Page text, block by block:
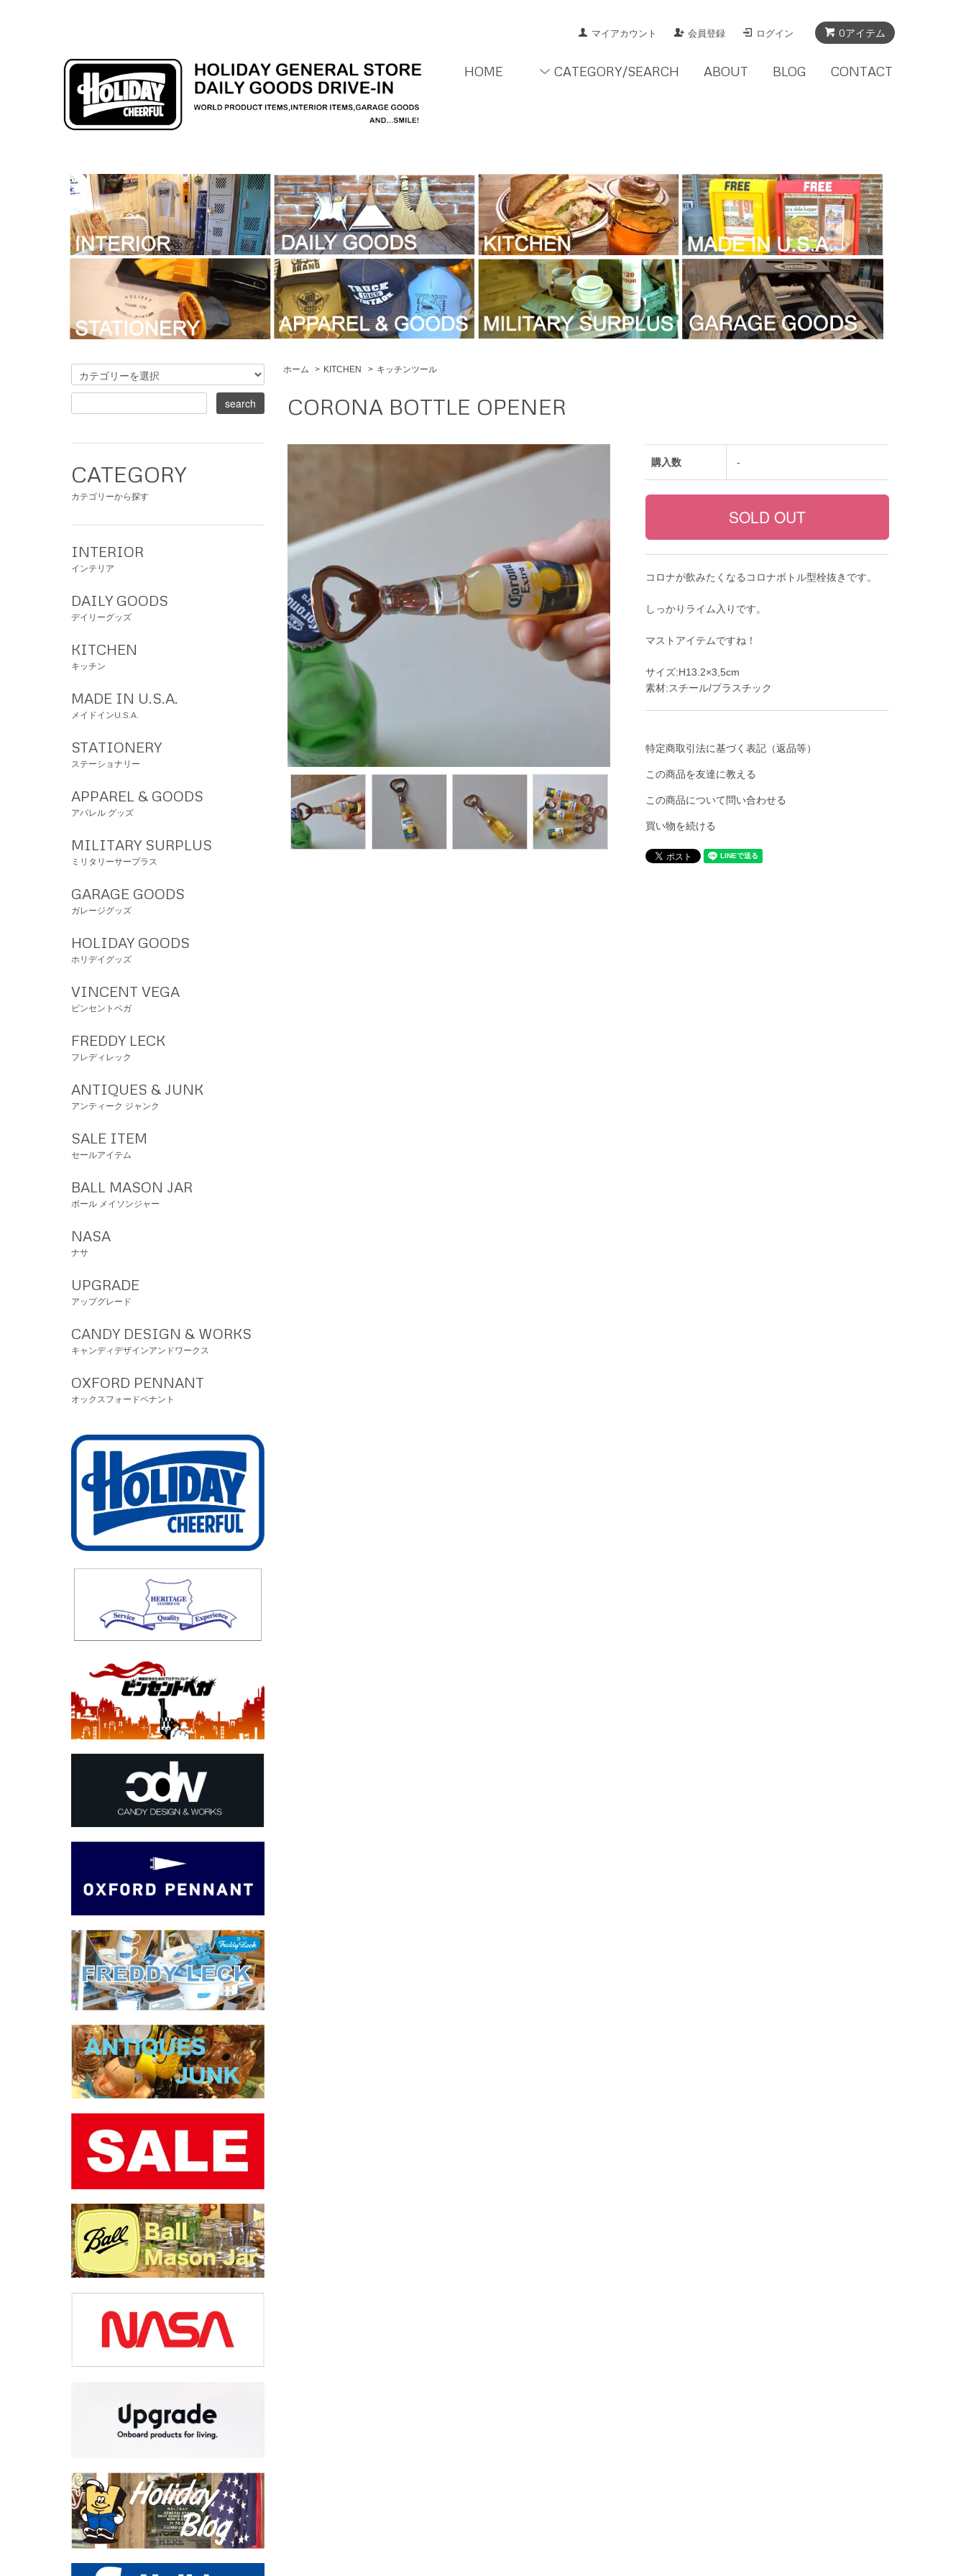
0アイテム
マイアカウント 会員登録 ログイン
HOME CATEGORY/SEARCH ABOUT BLOG CONTACT
ホーム > KITCHEN > キッチンツール
CORONA BOTTLE OPENER
購入数 -
コロナが飲みたくなるコロナボトル型栓抜きです。
しっかりライム入りです。
マストアイテムですね！
サイズ:H13.2×3,5cm
素材:スチール/プラスチック
特定商取引法に基づく表記（返品等）
この商品を友達に教える
この商品について問い合わせる
買い物を続ける
CATEGORY
カテゴリーから探す
INTERIOR
インテリア
DAILY GOODS
デイリーグッズ
KITCHEN
キッチン
MADE IN U.S.A.
メイドインU.S.A.
STATIONERY
ステーショナリー
APPAREL & GOODS
アパレル グッズ
MILITARY SURPLUS
ミリタリーサープラス
GARAGE GOODS
ガレージグッズ
HOLIDAY GOODS
ホリデイグッズ
VINCENT VEGA
ビンセントベガ
FREDDY LECK
フレディレック
ANTIQUES & JUNK
アンティーク ジャンク
SALE ITEM
セールアイテム
BALL MASON JAR
ボール メイソンジャー
NASA
ナサ
UPGRADE
アップグレード
CANDY DESIGN & WORKS
キャンディデザインアンドワークス
OXFORD PENNANT
オックスフォードペナント